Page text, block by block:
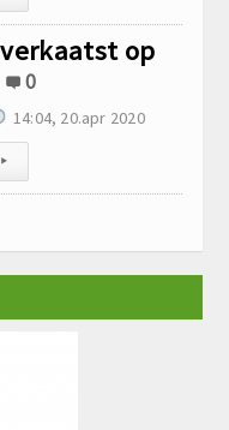
op
0
14:04, 20.apr 2020
▸